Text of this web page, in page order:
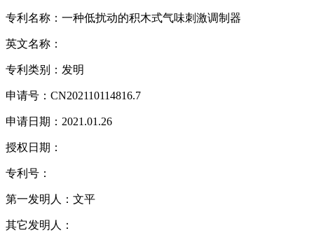
专利名称：一种低扰动的积木式气味刺激调制器
英文名称：
专利类别：发明
申请号：CN202110114816.7
申请日期：2021.01.26
授权日期：
专利号：
第一发明人：文平
其它发明人：